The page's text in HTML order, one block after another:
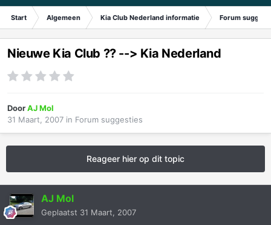
Start Algemeen Kia Club Nederland informatie Forum
Nieuwe Kia Club ?? --> Kia Nederland
DoorAJ Mol
31 Maart, 2007 in Forum suggesties
Reageer hier op dit topic
AJ Mol
Geplaatst 31 Maart, 2007